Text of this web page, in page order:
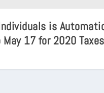
is
17 for 2020 Taxes